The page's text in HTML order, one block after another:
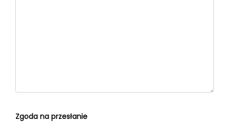
Zgoda na przesłanie